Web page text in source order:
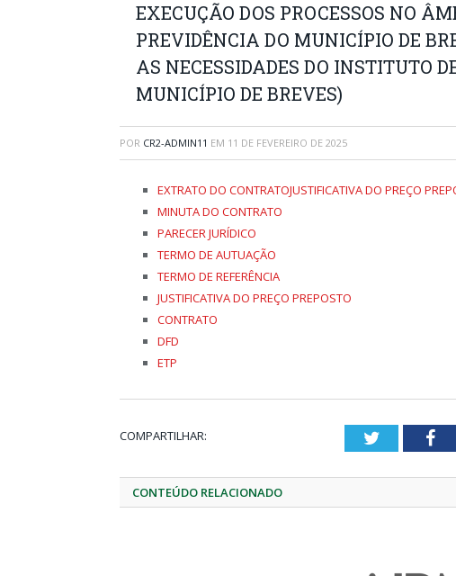
EXECUÇÃO DOS PROCESSOS NO
PREVIDÊNCIA DO MUNICÍPIO DE
AS NECESSIDADES DO INSTITUTO
MUNICÍPIO DE BREVES)
POR CR2-ADMIN11 EM 11 DE FEVEREIRO DE 2025
EXTRATO DO CONTRATOJUSTIFICATIVA DO PREÇO
MINUTA DO CONTRATO
PARECER JURÍDICO
TERMO DE AUTUAÇÃO
TERMO DE REFERÊNCIA
JUSTIFICATIVA DO PREÇO PREPOSTO
CONTRATO
DFD
ETP
COMPARTILHAR: Twitter
CONTEÚDO RELACIONADO